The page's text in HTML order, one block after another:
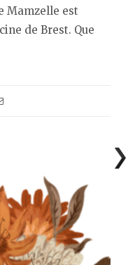
Mamzelle est
de Brest. Que